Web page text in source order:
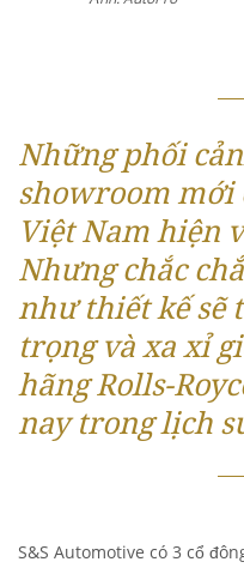
Những phối
showroom mới
Việt Nam hiện
Nhưng chắc
như thiết kế sẽ
trọng và xa xỉ
hãng Rolls-
nay trong lịch
S&S Automotive có 3 cổ